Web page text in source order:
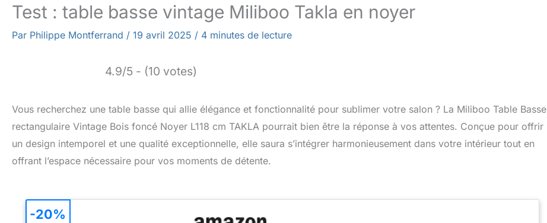
Test : table basse vintage Miliboo Takla en noyer
Par Philippe Montferrand / 19 avril 2025 / 4 minutes de lecture
4.9/5 - (10 votes)
Vous recherchez une table basse qui allie élégance et fonctionnalité pour sublimer votre salon ? La Miliboo Table Basse
rectangulaire Vintage Bois foncé Noyer L118 cm TAKLA pourrait bien être la réponse à vos attentes. Conçue pour offrir
un design intemporel et une qualité exceptionnelle, elle saura s’intégrer harmonieusement dans votre intérieur tout en
offrant l’espace nécessaire pour vos moments de détente.
-20%